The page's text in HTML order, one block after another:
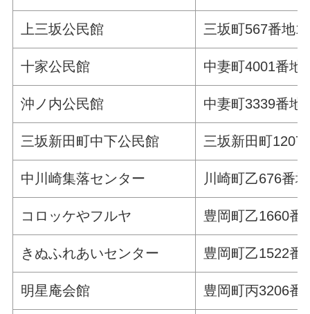
上三坂公民館 三坂町567番地1
十家公民館 中妻町4001番地
沖ノ内公民館 中妻町3339番地
三坂新田町中下公民館 三坂新田町1207
中川崎集落センター 川崎町乙676番地
コロッケやフルヤ 豊岡町乙1660番
きぬふれあいセンター 豊岡町乙1522番
明星庵会館 豊岡町丙3206番